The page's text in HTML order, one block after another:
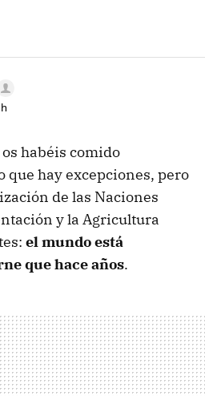
habéis comido
que hay excepciones, pero
de las Naciones
y la Agricultura
el mundo está
que hace años.